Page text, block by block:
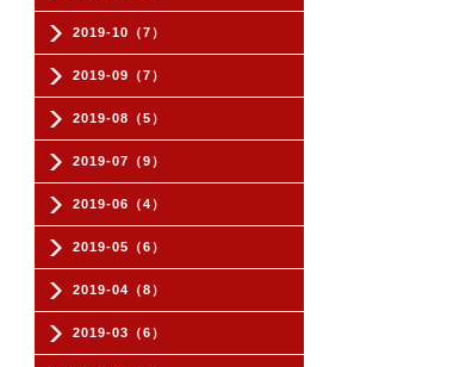
2019-10（7）
2019-09（7）
2019-08（5）
2019-07（9）
2019-06（4）
2019-05（6）
2019-04（8）
2019-03（6）